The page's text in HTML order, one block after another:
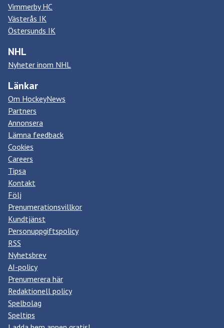
Vimmerby HC
Västerås IK
Östersunds IK
NHL
Nyheter inom NHL
Länkar
Om HockeyNews
Partners
Annonsera
Lämna feedback
Cookies
Careers
Tipsa
Kontakt
Följ
Prenumerationsvillkor
Kundtjänst
Personuppgiftspolicy
RSS
Nyhetsbrev
AI-policy
Prenumerera här
Redaktionell policy
Spelbolag
Speltips